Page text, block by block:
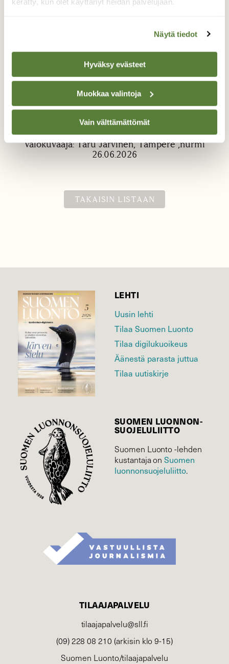
Näytä tiedot
Hyväksy evästeet
Muokkaa valintoja
Vain välttämättömät
Leppälintu
Leppälintu teki pesän ja poikaset talon
räystääseen
Valokuvaaja: Taru Järvinen, Tampere ,nurmi
26.06.2026
TAKAISIN LISTAAN
LEHTI
Uusin lehti
Tilaa Suomen Luonto
Tilaa digilukuoikeus
Äänestä parasta juttua
Tilaa uutiskirje
SUOMEN LUONNON­
SUOJELU­LIITTO
Suomen Luonto -lehden
kustantaja onSuomen
luonnonsuojelu­liitto.
TILAAJAPALVELU
tilaajapalvelu@sll.fi
(09) 228 08 210 (arkisin klo 9-15)
Suomen Luonto/tilaajapalvelu